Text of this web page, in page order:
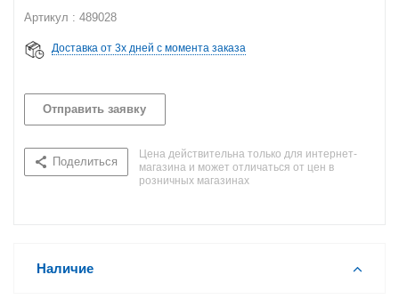
Артикул : 489028
Доставка от 3х дней с момента заказа
Отправить заявку
Поделиться
Цена действительна только для интернет-
магазина и может отличаться от цен в
розничных магазинах
Наличие